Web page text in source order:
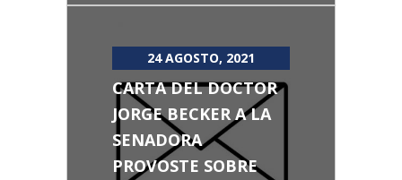
24 AGOSTO, 2021
CARTA DEL DOCTOR
JORGE BECKER A LA
SENADORA
PROVOSTE SOBRE